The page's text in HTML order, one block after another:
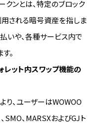
クンとは、特定のブロック
される暗号資産を指しま
いや、各種サービス内で
。
レット内スワップ機能の
、ユーザーはWOWOO
SMO、MARSXおよびGJト